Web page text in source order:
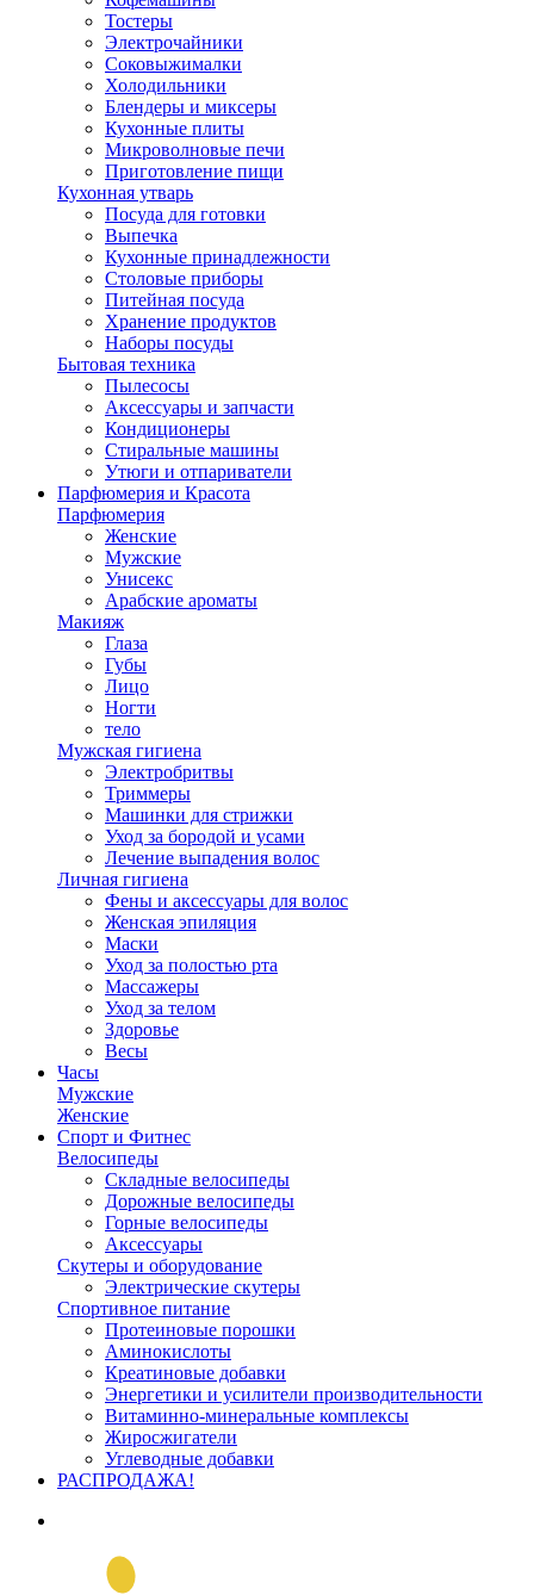
Тостеры
Электрочайники
Соковыжималки
Холодильники
Блендеры и миксеры
Кухонные плиты
Микроволновые печи
Приготовление пищи
Кухонная утварь
Посуда для готовки
Выпечка
Кухонные принадлежности
Столовые приборы
Питейная посуда
Хранение продуктов
Наборы посуды
Бытовая техника
Пылесосы
Аксессуары и запчасти
Кондиционеры
Стиральные машины
Утюги и отпариватели
Парфюмерия и Красота
Парфюмерия
Женские
Мужские
Унисекс
Арабские ароматы
Макияж
Глаза
Губы
Лицо
Ногти
тело
Мужская гигиена
Электробритвы
Триммеры
Машинки для стрижки
Уход за бородой и усами
Лечение выпадения волос
Личная гигиена
Фены и аксессуары для волос
Женская эпиляция
Маски
Уход за полостью рта
Массажеры
Уход за телом
Здоровье
Весы
Часы
Мужские
Женские
Спорт и Фитнес
Велосипеды
Складные велосипеды
Дорожные велосипеды
Горные велосипеды
Аксессуары
Скутеры и оборудование
Электрические скутеры
Спортивное питание
Протеиновые порошки
Аминокислоты
Креатиновые добавки
Энергетики и усилители производительности
Витаминно-минеральные комплексы
Жиросжигатели
Углеводные добавки
РАСПРОДАЖА!